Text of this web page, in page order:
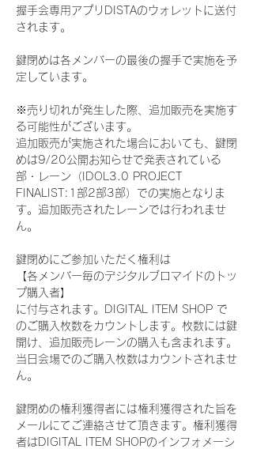
握手会専用アプリDISTAのウォレットに送付
されます。
鍵閉めは各メンバーの最後の握手で実施を予
定しています。
※売り切れが発生した際、追加販売を実施す
る可能性がございます。
追加販売が実施された場合においても、鍵閉
めは9/20公開お知らせで発表されている
部・レーン（IDOL3.0 PROJECT
FINALIST:1部2部3部）での実施となりま
す。追加販売されたレーンでは行われませ
ん。
鍵閉めにご参加いただく権利は
【各メンバー毎のデジタルブロマイドのトッ
プ購入者】
に付与されます。DIGITAL ITEM SHOP で
のご購入枚数をカウントします。枚数には鍵
開け、追加販売レーンの購入も含まれます。
当日会場でのご購入枚数はカウントされませ
ん。
鍵閉めの権利獲得者には権利獲得された旨を
メールにてご連絡させて頂きます。権利獲得
者はDIGITAL ITEM SHOPのインフォメーシ